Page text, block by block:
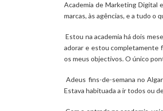
Academia de Marketing Digital
marcas, às agências, e a tudo o
Estou na academia há dois
adorar e estou completamente
os meus objectivos. O único
Adeus fins-de-semana no
Estava habituada a ir todos ou